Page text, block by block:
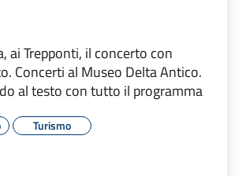
ai Trepponti, il concerto con
Concerti al Museo Delta Antico.
al testo con tutto il programma
Turismo